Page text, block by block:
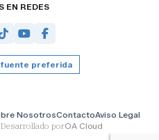
EN REDES
preferida
NosotrosContactoAviso Legal
Desarrollado porOA Cloud